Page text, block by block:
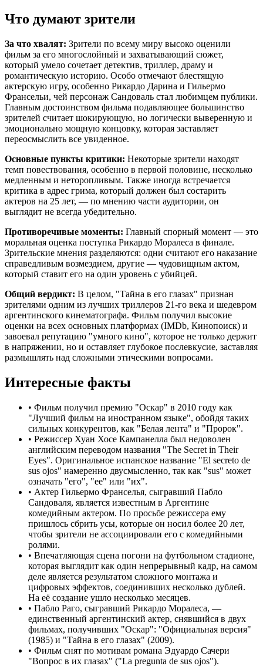
Что думают зрители
За что хвалят: Зрители по всему миру высоко оценили
фильм за его многослойный и захватывающий сюжет,
который умело сочетает детектив, триллер, драму и
романтическую историю. Особо отмечают блестящую
актерскую игру, особенно Рикардо Дарина и Гильермо
Франсельи, чей персонаж Сандоваль стал любимцем публики.
Главным достоинством фильма подавляющее большинство
зрителей считает шокирующую, но логически выверенную и
эмоционально мощную концовку, которая заставляет
переосмыслить все увиденное.
Основные пункты критики: Некоторые зрители находят
темп повествования, особенно в первой половине, несколько
медленным и неторопливым. Также иногда встречается
критика в адрес грима, который должен был состарить
актеров на 25 лет, — по мнению части аудитории, он
выглядит не всегда убедительно.
Противоречивые моменты: Главный спорный момент — это
моральная оценка поступка Рикардо Моралеса в финале.
Зрительские мнения разделяются: одни считают его наказание
справедливым возмездием, другие — чудовищным актом,
который ставит его на один уровень с убийцей.
Общий вердикт: В целом, "Тайна в его глазах" признан
зрителями одним из лучших триллеров 21-го века и шедевром
аргентинского кинематографа. Фильм получил высокие
оценки на всех основных платформах (IMDb, Кинопоиск) и
завоевал репутацию "умного кино", которое не только держит
в напряжении, но и оставляет глубокое послевкусие, заставляя
размышлять над сложными этическими вопросами.
Интересные факты
• Фильм получил премию "Оскар" в 2010 году как
"Лучший фильм на иностранном языке", обойдя таких
сильных конкурентов, как "Белая лента" и "Пророк".
• Режиссер Хуан Хосе Кампанелла был недоволен
английским переводом названия "The Secret in Their
Eyes". Оригинальное испанское название "El secreto de
sus ojos" намеренно двусмысленно, так как "sus" может
означать "его", "ее" или "их".
• Актер Гильермо Франселья, сыгравший Пабло
Сандоваля, является известным в Аргентине
комедийным актером. По просьбе режиссера ему
пришлось сбрить усы, которые он носил более 20 лет,
чтобы зрители не ассоциировали его с комедийными
ролями.
• Впечатляющая сцена погони на футбольном стадионе,
которая выглядит как один непрерывный кадр, на самом
деле является результатом сложного монтажа и
цифровых эффектов, соединивших несколько дублей.
На её создание ушло несколько месяцев.
• Пабло Раго, сыгравший Рикардо Моралеса, —
единственный аргентинский актер, снявшийся в двух
фильмах, получивших "Оскар": "Официальная версия"
(1985) и "Тайна в его глазах" (2009).
• Фильм снят по мотивам романа Эдуардо Сачери
"Вопрос в их глазах" ("La pregunta de sus ojos").